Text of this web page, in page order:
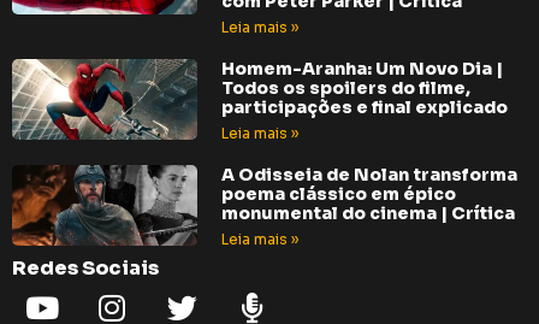
Leia mais »
Homem-Aranha: Um Novo Dia |
Todos os spoilers do filme,
participações e final explicado
Leia mais »
A Odisseia de Nolan transforma
poema clássico em épico
monumental do cinema | Crítica
Leia mais »
Redes Sociais